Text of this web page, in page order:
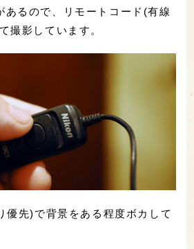
あるので、リモートコード(有線
撮影しています。
優先)で背景をある程度ボカして